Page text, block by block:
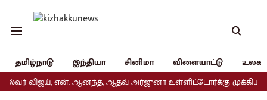
தமிழ்நாடு இந்தியா சினிமா விளையாட்டு
என். ஆனந்த், ஆதவ் அர்ஜுனா உள்ளிட்டோர்க்கு முக்கிய